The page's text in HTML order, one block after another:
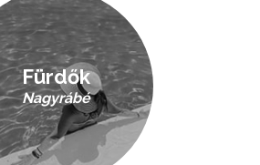
Fürdők
Nagyrábé